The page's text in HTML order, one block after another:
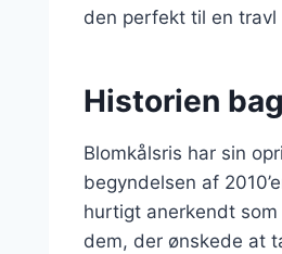
den perfekt til en travl
Historien
Blomkålsris har sin
begyndelsen af
hurtigt anerkendt
dem, der ønskede at